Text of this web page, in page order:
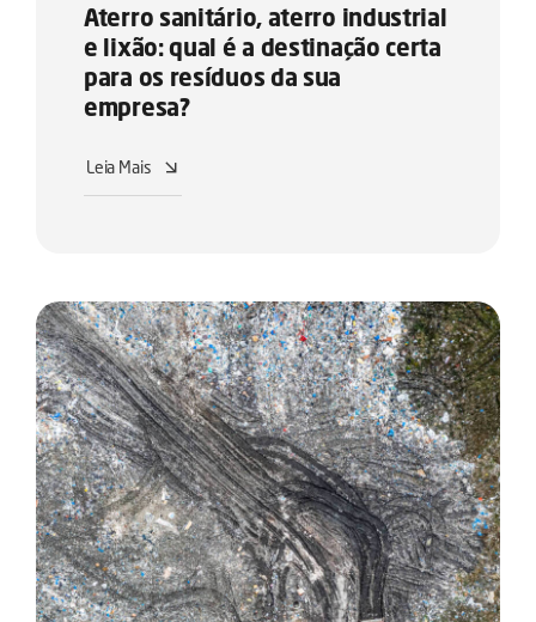
Aterro sanitário, aterro industrial
e lixão: qual é a destinação certa
para os resíduos da sua
empresa?
Leia Mais